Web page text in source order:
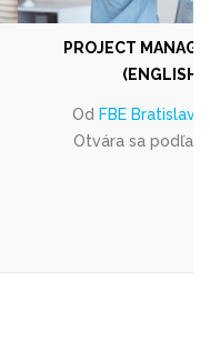
PROJECT
(ENGLISH)
Od FBE Bratislava
Otvára sa podľa